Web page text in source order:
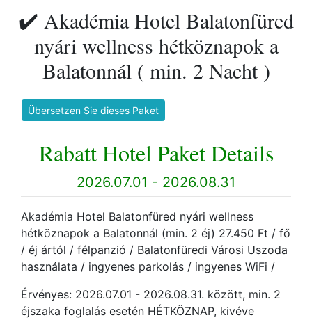
✔️ Akadémia Hotel Balatonfüred
nyári wellness hétköznapok a
Balatonnál ( min. 2 Nacht )
Übersetzen Sie dieses Paket
Rabatt Hotel Paket Details
2026.07.01 - 2026.08.31
Akadémia Hotel Balatonfüred nyári wellness
hétköznapok a Balatonnál (min. 2 éj) 27.450 Ft / fő
/ éj ártól / félpanzió / Balatonfüredi Városi Uszoda
használata / ingyenes parkolás / ingyenes WiFi /
Érvényes: 2026.07.01 - 2026.08.31. között, min. 2
éjszaka foglalás esetén HÉTKÖZNAP, kivéve